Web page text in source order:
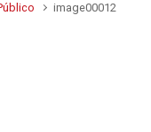
image00012